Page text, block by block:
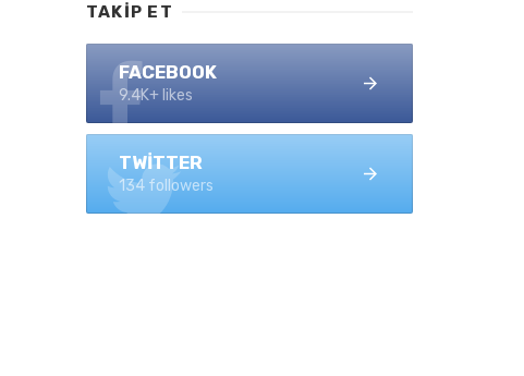
TAKIP ET
FACEBOOK
9.4K+ likes
TWITTER
134 followers